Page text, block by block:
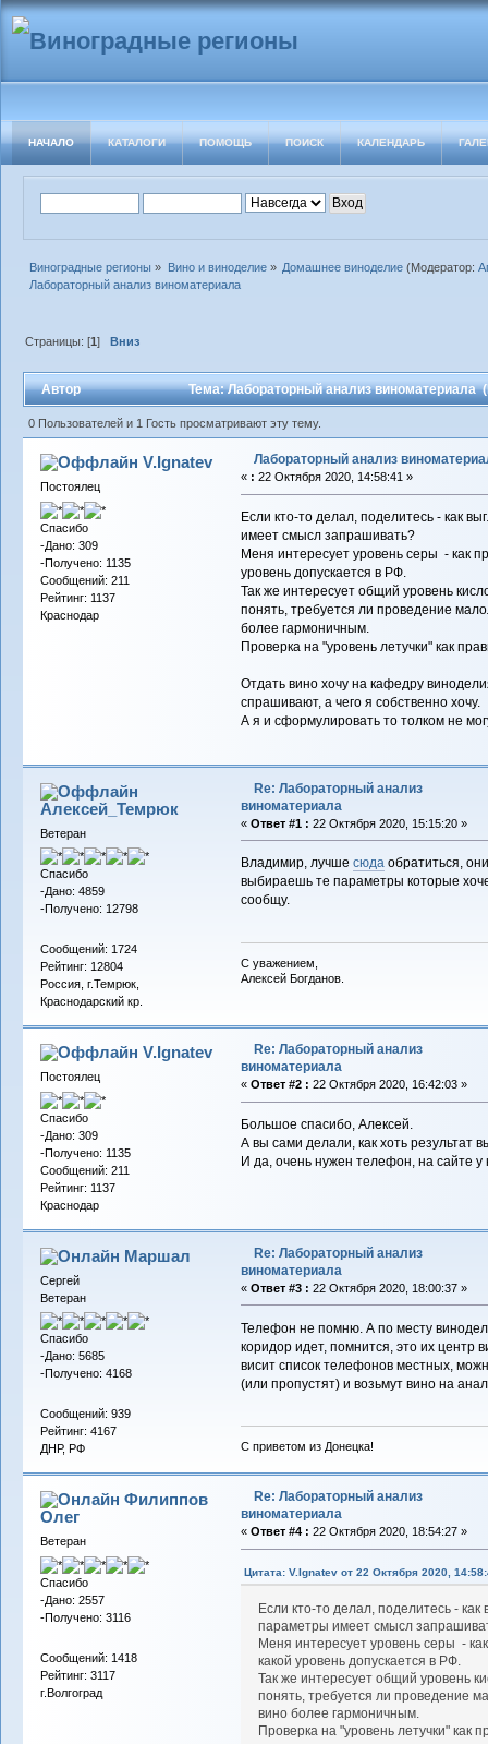
НАЧАЛО КАТАЛОГИ ПОМОЩЬ ПОИСК КАЛЕНДАРЬ
Виноградные регионы » Вино и виноделие» Домашнее виноделие(Модератор:
Лабораторный анализ виноматериала
Страницы: [1] Вниз
Автор Тема: Лабораторный анализ виноматериала
0 Пользователей и 1 Гость просматривают эту тему.
V.Ignatev
Постоялец
Спасибо
-Дано: 309
-Получено: 1135
Сообщений: 211
Рейтинг: 1137
Краснодар
Лабораторный анализ
« : 22 Октября 2020, 14:58:41 »
Если кто-то делал, поделитесь - как
имеет смысл запрашивать?
Меня интересует уровень серы - как
уровень допускается в РФ.
Так же интересует общий уровень
понять, требуется ли проведение
более гармоничным.
Проверка на "уровень летучки" как
Отдать вино хочу на кафедру
спрашивают, а чего я собственно хочу.
А я и сформулировать то толком не
Алексей_Темрюк
Ветеран
Спасибо
-Дано: 4859
-Получено: 12798
Сообщений: 1724
Рейтинг: 12804
Россия, г.Темрюк,
Краснодарский кр.
Re: Лабораторный анализ
виноматериала
« Ответ #1 : 22 Октября 2020, 15:15:20 »
Владимир, лучше сюдаобратиться,
выбираешь те параметры которые
сообщу.
С уважением,
Алексей Богданов.
V.Ignatev
Постоялец
Спасибо
-Дано: 309
-Получено: 1135
Сообщений: 211
Рейтинг: 1137
Краснодар
Re: Лабораторный анализ
виноматериала
« Ответ #2 : 22 Октября 2020, 16:42:03 »
Большое спасибо, Алексей.
А вы сами делали, как хоть результат
И да, очень нужен телефон, на сайте у
Маршал
Сергей
Ветеран
Спасибо
-Дано: 5685
-Получено: 4168
Сообщений: 939
Рейтинг: 4167
ДНР, РФ
Re: Лабораторный анализ
виноматериала
« Ответ #3 : 22 Октября 2020, 18:00:37 »
Телефон не помню. А по месту
коридор идет, помнится, это их центр
висит список телефонов местных,
(или пропустят) и возьмут вино на
С приветом из Донецка!
Филиппов
Олег
Ветеран
Спасибо
-Дано: 2557
-Получено: 3116
Сообщений: 1418
Рейтинг: 3117
г.Волгоград
Re: Лабораторный анализ
виноматериала
« Ответ #4 : 22 Октября 2020, 18:54:27 »
Цитата: V.Ignatev от 22 Октября 2020,
Если кто-то делал, поделитесь -
параметры имеет смысл
Меня интересует уровень серы -
какой уровень допускается в РФ.
Так же интересует общий уровень
понять, требуется ли проведение
вино более гармоничным.
Проверка на "уровень летучки" как